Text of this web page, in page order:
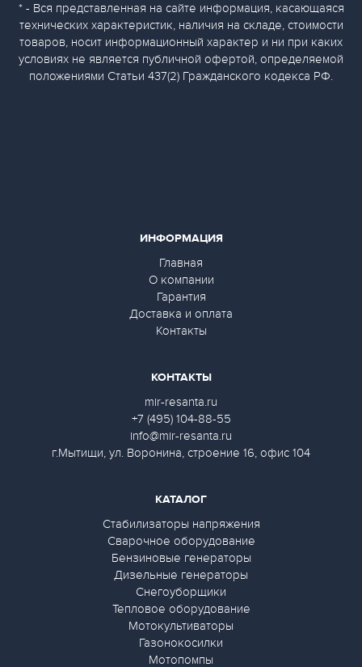
ИНФОРМАЦИЯ
Главная
О компании
Гарантия
Доставка и оплата
Контакты
КАТАЛОГ
Стабилизаторы напряжения
Сварочное оборудование
Бензиновые генераторы
Дизельные генераторы
Снегоуборщики
Тепловое оборудование
Мотокультиваторы
Газонокосилки
Мотопомпы
КОНТАКТЫ
mir-resanta.ru
+7 (495) 104-88-55
info@mir-resanta.ru
г.Мытищи, ул. Воронина, строение 16, офис 104
* - Вся представленная на сайте информация, касающаяся
технических характеристик, наличия на складе, стоимости
товаров, носит информационный характер и ни при каких
условиях не является публичной офертой, определяемой
положениями Статьи 437(2) Гражданского кодекса РФ.